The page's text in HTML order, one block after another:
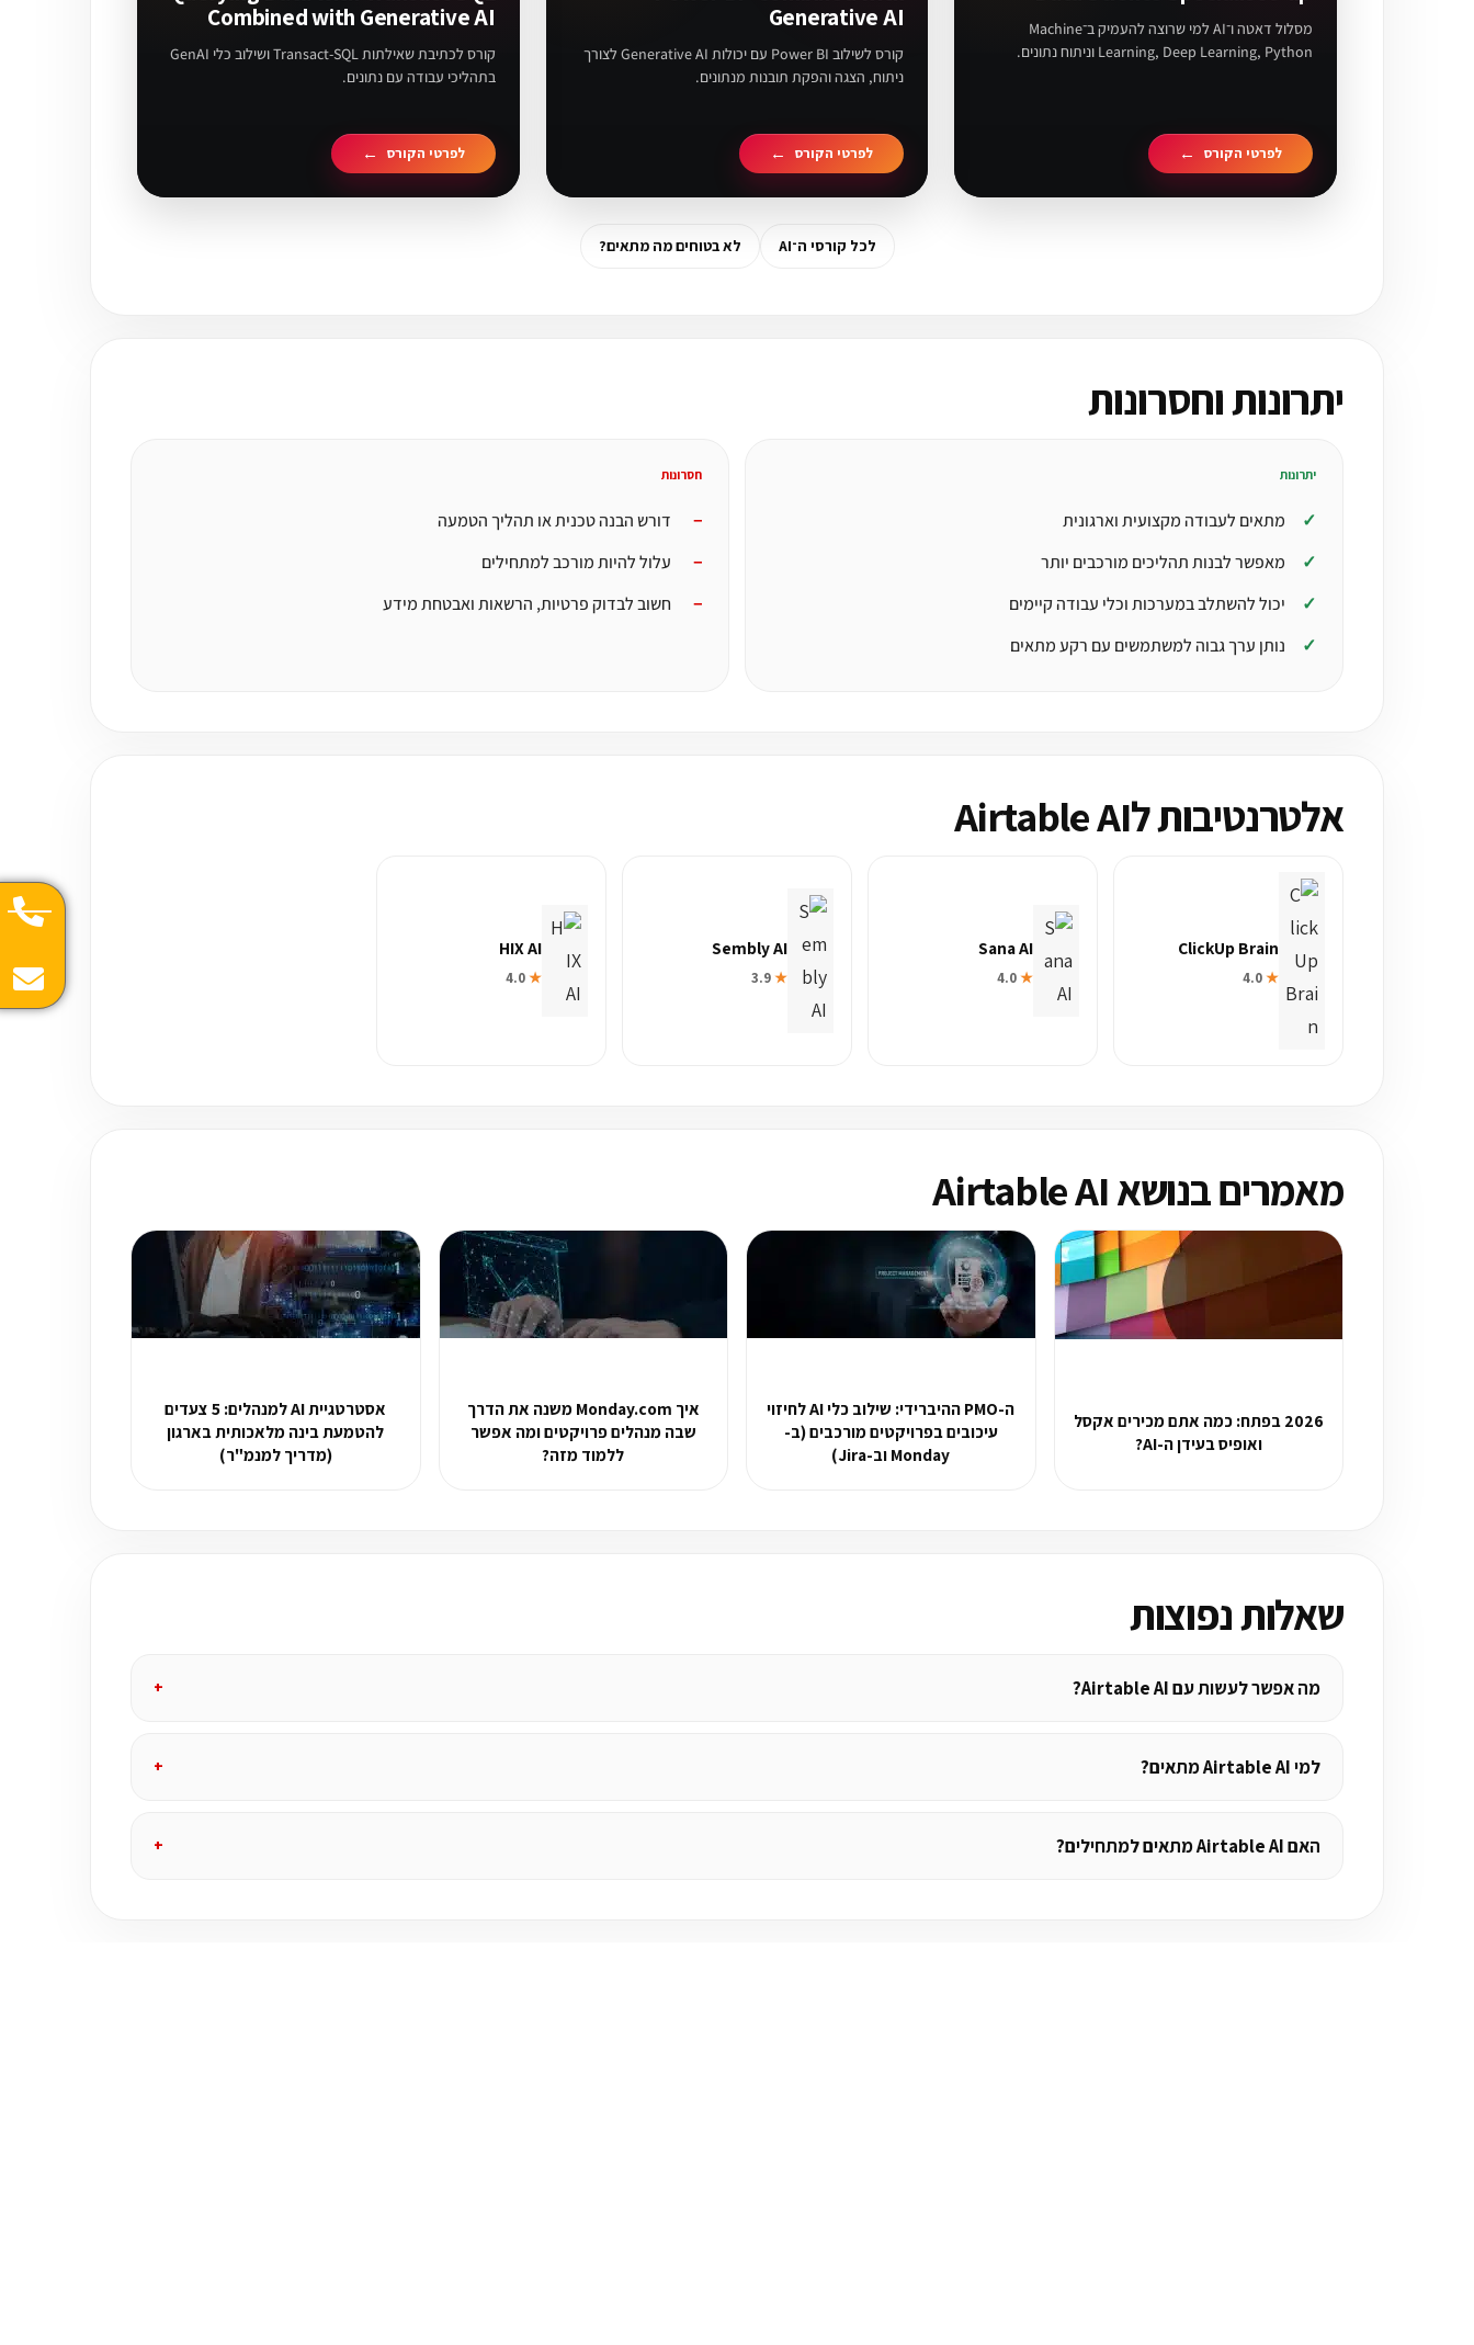
מסלול דאטה ו־AI למי שרוצה להעמיק ב־Machine
Learning, Deep Learning, Python וניתוח נתונים.
לפרטי הקורס
Generative AI
קורס לשילוב Power BI עם יכולות Generative AI לצורך
ניתוח, הצגה והפקת תובנות מנתונים.
לפרטי הקורס
Combined with Generative AI
קורס לכתיבת שאילתות Transact-SQL ושילוב כלי GenAI
בתהליכי עבודה עם נתונים.
לפרטי הקורס
לכל קורסי ה־AI לא בטוחים מה מתאים?
יתרונות וחסרונות
יתרונות
מתאים לעבודה מקצועית וארגונית
מאפשר לבנות תהליכים מורכבים יותר
יכול להשתלב במערכות וכלי עבודה קיימים
נותן ערך גבוה למשתמשים עם רקע מתאים
חסרונות
דורש הבנה טכנית או תהליך הטמעה
עלול להיות מורכב למתחילים
חשוב לבדוק פרטיות, הרשאות ואבטחת מידע
אלטרנטיבות לAirtable AI
ClickUp Brain
★
Sana AI
★
Sembly AI
★
HIX AI
★
מאמרים בנושא Airtable AI
2026 בפתח: כמה אתם מכירים אקסל
ואופיס בעידן ה-AI?
ה-PMO ההיברידי: שילוב כלי AI לחיזוי
עיכובים בפרויקטים מורכבים (ב-
Monday וב-Jira)
איך Monday.com משנה את הדרך
שבה מנהלים פרויקטים ומה אפשר
ללמוד מזה?
אסטרטגיית AI למנהלים: 5 צעדים
להטמעת בינה מלאכותית בארגון
(מדריך למנמ"ר)
שאלות נפוצות
מה אפשר לעשות עם Airtable AI?
למי Airtable AI מתאים?
האם Airtable AI מתאים למתחילים?